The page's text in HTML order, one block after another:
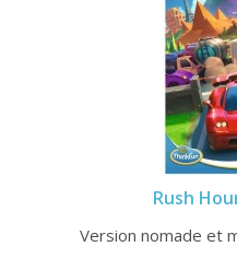
Rush
Version nomade et